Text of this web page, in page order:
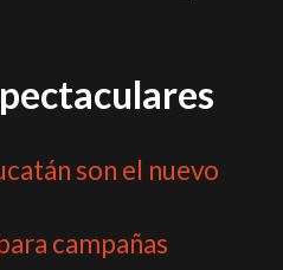
son el nuevo
campañas